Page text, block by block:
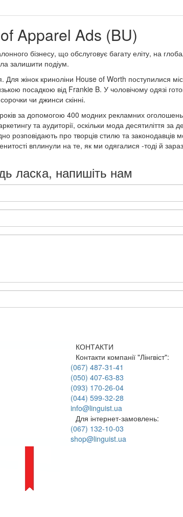
Apparel Ads (BU)
бізнесу, що обслуговує багату еліту, на
залишити подіум.
Для жінок криноліни House of Worth поступилися
посадкою від Frankie B. У чоловічому одязі
чи джинси скінні.
за допомогою 400 модних рекламних
та аудиторії, оскільки мода десятиліття
розповідають про творців стилю та законодавців
вплинули на те, як ми одягалися -тоді й
ласка, напишіть нам
КОНТАКТИ
Контакти компанії "Лінгвіст":
(067) 487-31-41
(050) 407-63-83
(093) 170-26-04
(044) 599-32-28
info@linguist.ua
Для інтернет-замовлень:
(067) 132-10-03
shop@linguist.ua